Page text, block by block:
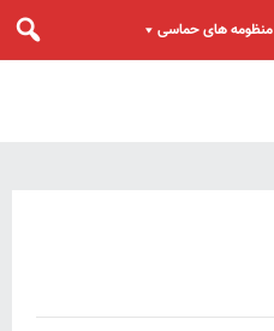
منظومه های حماسی